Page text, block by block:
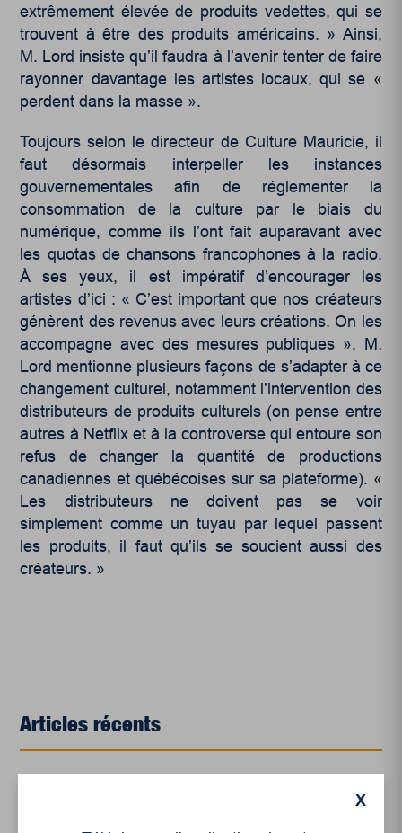
extrêmement élevée de produits vedettes, qui se
trouvent à être des produits américains. » Ainsi,
M. Lord insiste qu’il faudra à l’avenir tenter de faire
rayonner davantage les artistes locaux, qui se «
perdent dans la masse ».
Toujours selon le directeur de Culture Mauricie, il
faut désormais interpeller les instances
gouvernementales afin de réglementer la
consommation de la culture par le biais du
numérique, comme ils l’ont fait auparavant avec
les quotas de chansons francophones à la radio.
À ses yeux, il est impératif d’encourager les
artistes d’ici : « C’est important que nos créateurs
génèrent des revenus avec leurs créations. On les
accompagne avec des mesures publiques ». M.
Lord mentionne plusieurs façons de s’adapter à ce
changement culturel, notamment l’intervention des
distributeurs de produits culturels (on pense entre
autres à Netflix et à la controverse qui entoure son
refus de changer la quantité de productions
canadiennes et québécoises sur sa plateforme). «
Les distributeurs ne doivent pas se voir
simplement comme un tuyau par lequel passent
les produits, il faut qu’ils se soucient aussi des
créateurs. »
Articles récents
X